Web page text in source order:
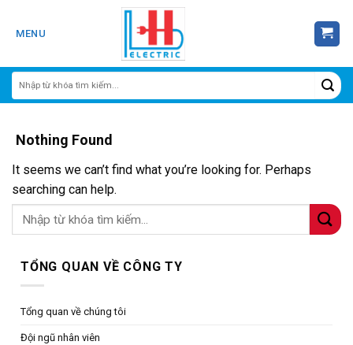
MENU
Nothing Found
It seems we can’t find what you’re looking for. Perhaps
searching can help.
TỔNG QUAN VỀ CÔNG TY
Tổng quan về chúng tôi
Đội ngũ nhân viên